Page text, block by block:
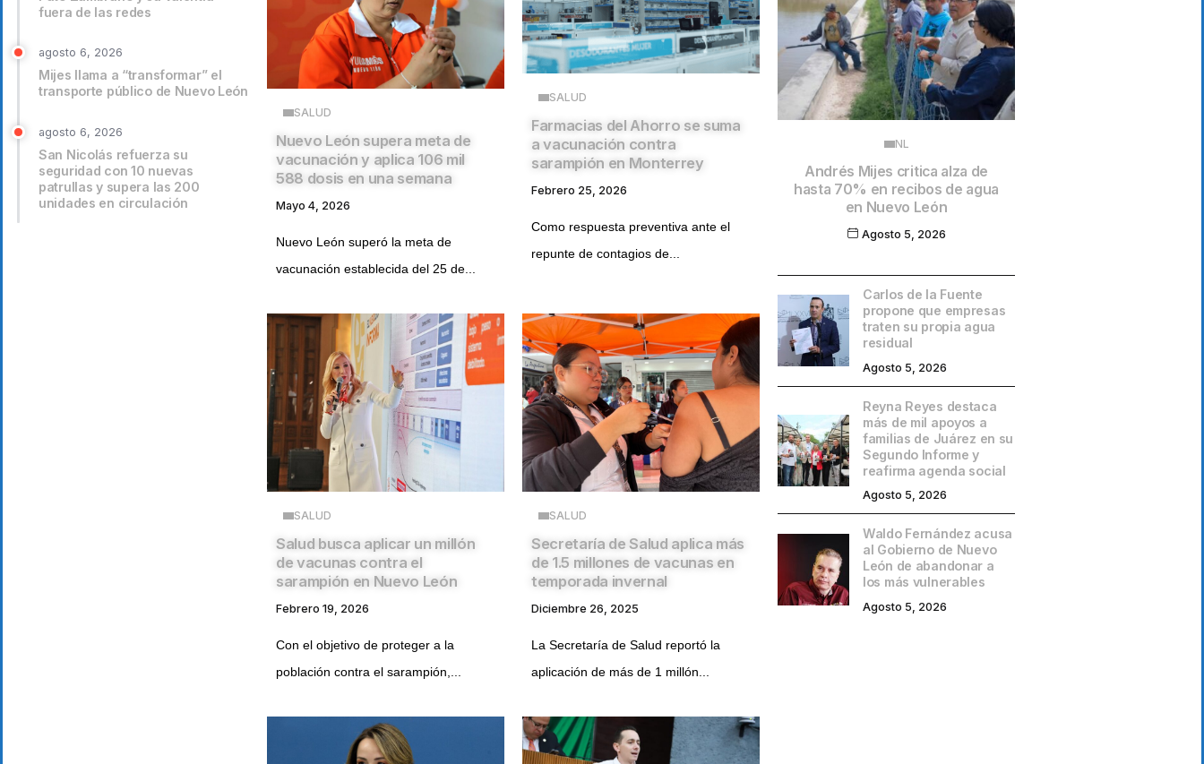
fuera de las redes
agosto 6, 2026
Mijes llama a “transformar” el
transporte público de Nuevo León
agosto 6, 2026
San Nicolás refuerza su
seguridad con 10 nuevas
patrullas y supera las 200
unidades en circulación
SALUD
Nuevo León supera meta de
vacunación y aplica 106 mil
588 dosis en una semana
Mayo 4, 2026
Nuevo León superó la meta de
vacunación establecida del 25 de...
SALUD
Farmacias del Ahorro se suma
a vacunación contra
sarampión en Monterrey
Febrero 25, 2026
Como respuesta preventiva ante el
repunte de contagios de...
SALUD
Salud busca aplicar un millón
de vacunas contra el
sarampión en Nuevo León
Febrero 19, 2026
Con el objetivo de proteger a la
población contra el sarampión,...
SALUD
Secretaría de Salud aplica más
de 1.5 millones de vacunas en
temporada invernal
Diciembre 26, 2025
La Secretaría de Salud reportó la
aplicación de más de 1 millón...
NL
Andrés Mijes critica alza de
hasta 70% en recibos de agua
en Nuevo León
Agosto 5, 2026
Carlos de la Fuente
propone que empresas
traten su propia agua
residual
Agosto 5, 2026
Reyna Reyes destaca
más de mil apoyos a
familias de Juárez en su
Segundo Informe y
reafirma agenda social
Agosto 5, 2026
Waldo Fernández acusa
al Gobierno de Nuevo
León de abandonar a
los más vulnerables
Agosto 5, 2026